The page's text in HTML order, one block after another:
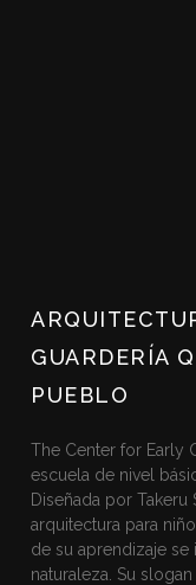
GUARDERÍA
PUEBLO
The Center for Early
escuela de nivel
Diseñada por Takeru
arquitectura para
de su aprendizaje
naturaleza. Su